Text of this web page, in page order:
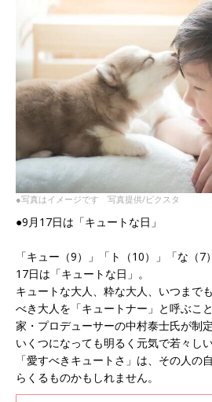
●写真はイメージです 写真提供/ピクスタ
●9月17日は「キュートな日」
「キュー（9）」「ト（10）」「な（7
17日は「キュートな日」。
キュートな大人、粋な大人、いつまで
べき大人を「キュートナー」と呼ぶこ
家・プロデューサーの中村泰士氏が制定
いくつになっても明るく元気で若々し
「愛すべきキュートさ」は、その人の
らくるものかもしれません。